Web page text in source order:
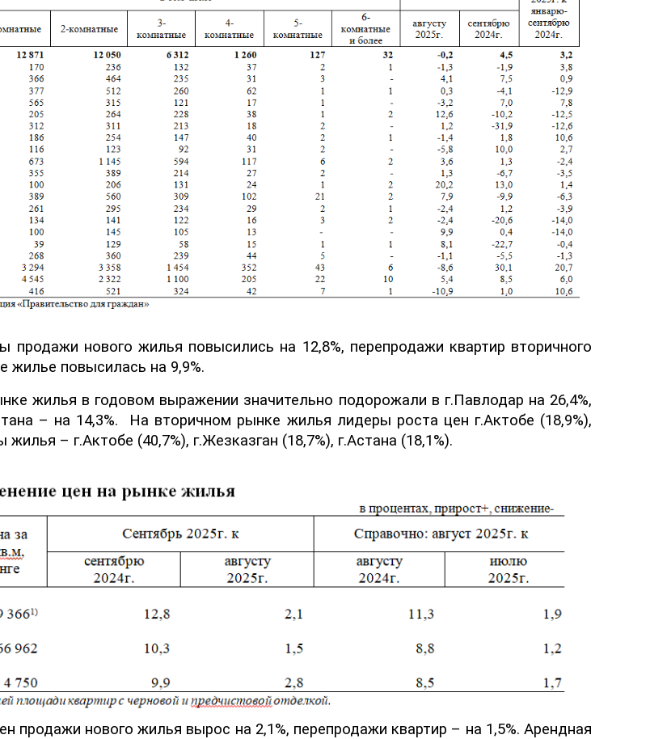
продажи нового жилья повысились на 12,8%, перепродажи квартир вторичного
жилье повысилась на 9,9%.
жилья в годовом выражении значительно подорожали в г.Павлодар на 26,4%,
– на 14,3%. На вторичном рынке жилья лидеры роста цен г.Актобе (18,9%),
жилья – г.Актобе (40,7%), г.Жезказган (18,7%), г.Астана (18,1%).
продажи нового жилья вырос на 2,1%, перепродажи квартир – на 1,5%. Арендная